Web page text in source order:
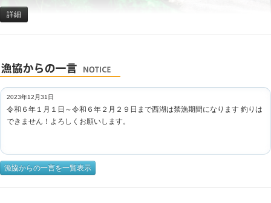
詳細
2023年12月31日
令和６年１月１日～令和６年２月２９日まで西湖は禁漁期間になります 釣りは
できません！よろしくお願いします。
漁協からの一言を一覧表示